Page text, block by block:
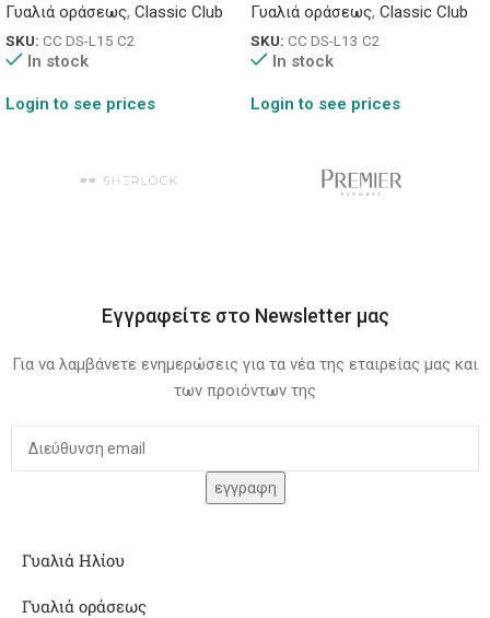
Γυαλιά οράσεως, Classic Club
SKU: CC DS-L15 C2
In stock
Login to see prices
Γυαλιά οράσεως, Classic Club
SKU: CC DS-L13 C2
In stock
Login to see prices
Εγγραφείτε στο Newsletter μας
Για να λαμβάνετε ενημερώσεις για τα νέα της εταιρείας μας και
των προιόντων της
Γυαλιά Ηλίου
Γυαλιά οράσεως